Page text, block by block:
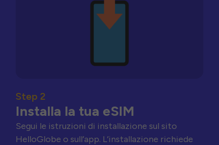
Step 2
Installa la tua eSIM
Segui le istruzioni di installazione sul sito
HelloGlobe o sull’app. L’installazione richiede